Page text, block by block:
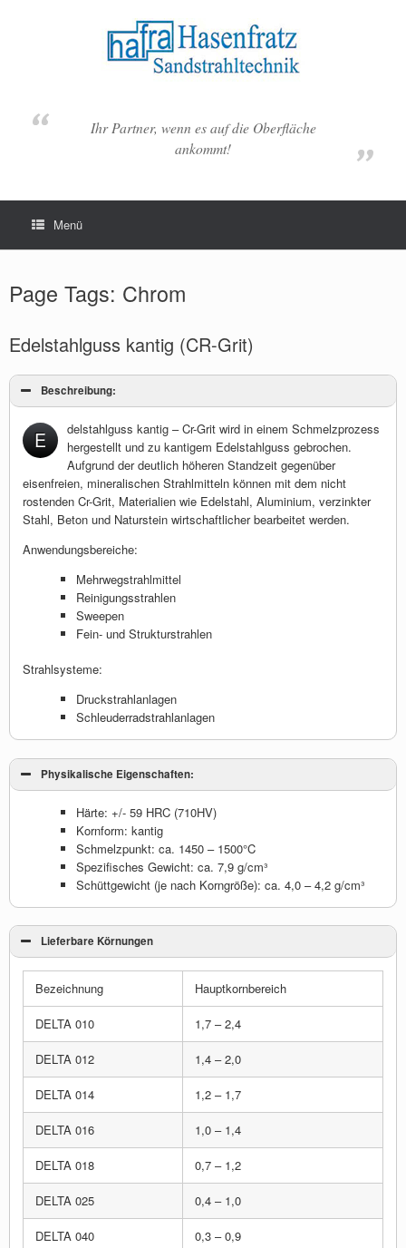
Ihr Partner, wenn es auf die Oberfläche
ankommt!
Menü
Page Tags: Chrom
Edelstahlguss kantig (CR-Grit)
Beschreibung:
E
delstahlguss kantig – Cr-Grit wird in einem Schmelzprozess
hergestellt und zu kantigem Edelstahlguss gebrochen.
Aufgrund der deutlich höheren Standzeit gegenüber
eisenfreien, mineralischen Strahlmitteln können mit dem nicht
rostenden Cr-Grit, Materialien wie Edelstahl, Aluminium, verzinkter
Stahl, Beton und Naturstein wirtschaftlicher bearbeitet werden.
Anwendungsbereiche:
Mehrwegstrahlmittel
Reinigungsstrahlen
Sweepen
Fein- und Strukturstrahlen
Strahlsysteme:
Druckstrahlanlagen
Schleuderradstrahlanlagen
Physikalische Eigenschaften:
Härte: +/- 59 HRC (710HV)
Kornform: kantig
Schmelzpunkt: ca. 1450 – 1500°C
Spezifisches Gewicht: ca. 7,9 g/cm³
Schüttgewicht (je nach Korngröße): ca. 4,0 – 4,2 g/cm³
Lieferbare Körnungen
Bezeichnung Hauptkornbereich
DELTA 010 1,7 – 2,4
DELTA 012 1,4 – 2,0
DELTA 014 1,2 – 1,7
DELTA 016 1,0 – 1,4
DELTA 018 0,7 – 1,2
DELTA 025 0,4 – 1,0
DELTA 040 0,3 – 0,9